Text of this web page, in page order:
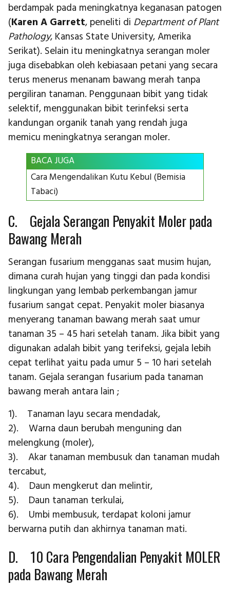
berdampak pada meningkatnya keganasan patogen
(Karen A Garrett, peneliti di Department of Plant
Pathology, Kansas State University, Amerika
Serikat). Selain itu meningkatnya serangan moler
juga disebabkan oleh kebiasaan petani yang secara
terus menerus menanam bawang merah tanpa
pergiliran tanaman. Penggunaan bibit yang tidak
selektif, menggunakan bibit terinfeksi serta
kandungan organik tanah yang rendah juga
memicu meningkatnya serangan moler.
BACA JUGA
Cara Mengendalikan Kutu Kebul (Bemisia
Tabaci)
C. Gejala Serangan Penyakit Moler pada
Bawang Merah
Serangan fusarium mengganas saat musim hujan,
dimana curah hujan yang tinggi dan pada kondisi
lingkungan yang lembab perkembangan jamur
fusarium sangat cepat. Penyakit moler biasanya
menyerang tanaman bawang merah saat umur
tanaman 35 – 45 hari setelah tanam. Jika bibit yang
digunakan adalah bibit yang terifeksi, gejala lebih
cepat terlihat yaitu pada umur 5 – 10 hari setelah
tanam. Gejala serangan fusarium pada tanaman
bawang merah antara lain ;
1). Tanaman layu secara mendadak,
2). Warna daun berubah menguning dan
melengkung (moler),
3). Akar tanaman membusuk dan tanaman mudah
tercabut,
4). Daun mengkerut dan melintir,
5). Daun tanaman terkulai,
6). Umbi membusuk, terdapat koloni jamur
berwarna putih dan akhirnya tanaman mati.
D. 10 Cara Pengendalian Penyakit MOLER
pada Bawang Merah